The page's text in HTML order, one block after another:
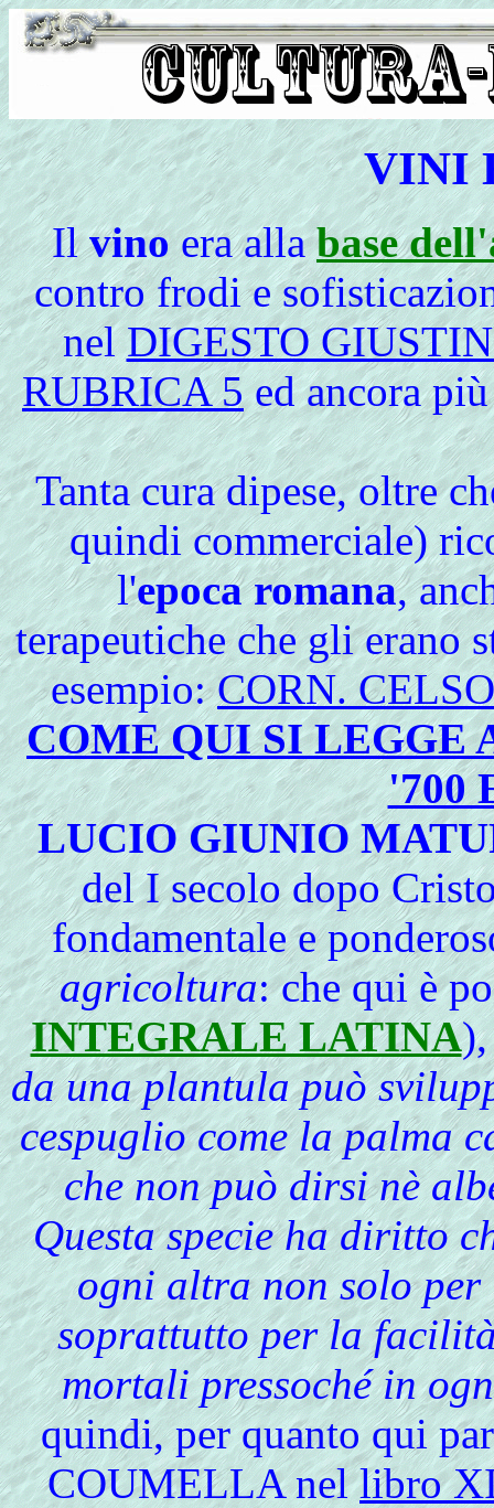
VINI
Il vinoera allabase
contro frodi e
nelDIGESTO
RUBRICA 5ed ancora
Tanta cura dipese, oltre
quindi commerciale)
l'epoca romana,
terapeutiche che gli erano
esempio:CORN. CELSO
COME QUI SI LEGGE
'700
LUCIO GIUNIO
del I secolo dopo
fondamentale e
agricoltura: che qui è
INTEGRALE LATINA
da una plantula può
cespuglio come la palma
che non può dirsi nè
Questa specie ha diritto
ogni altra non solo per
soprattutto per la
mortali pressoché in
quindi, per quanto qui
COUMELLA nellibro